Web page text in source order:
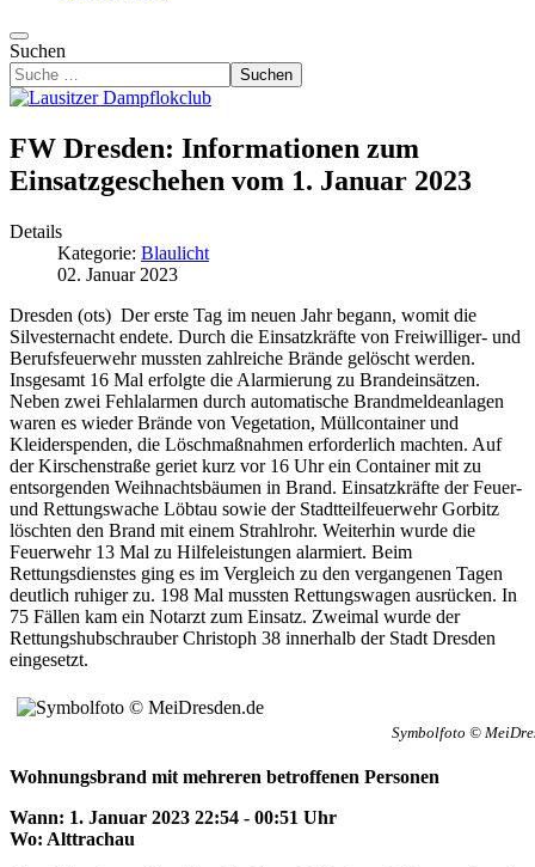
Suchen
Suchen
FW Dresden: Informationen zum
Einsatzgeschehen vom 1. Januar 2023
Details
Kategorie: Blaulicht
02. Januar 2023
Dresden (ots) Der erste Tag im neuen Jahr begann, womit die
Silvesternacht endete. Durch die Einsatzkräfte von Freiwilliger- und
Berufsfeuerwehr mussten zahlreiche Brände gelöscht werden.
Insgesamt 16 Mal erfolgte die Alarmierung zu Brandeinsätzen.
Neben zwei Fehlalarmen durch automatische Brandmeldeanlagen
waren es wieder Brände von Vegetation, Müllcontainer und
Kleiderspenden, die Löschmaßnahmen erforderlich machten. Auf
der Kirschenstraße geriet kurz vor 16 Uhr ein Container mit zu
entsorgenden Weihnachtsbäumen in Brand. Einsatzkräfte der Feuer-
und Rettungswache Löbtau sowie der Stadtteilfeuerwehr Gorbitz
löschten den Brand mit einem Strahlrohr. Weiterhin wurde die
Feuerwehr 13 Mal zu Hilfeleistungen alarmiert. Beim
Rettungsdienstes ging es im Vergleich zu den vergangenen Tagen
deutlich ruhiger zu. 198 Mal mussten Rettungswagen ausrücken. In
75 Fällen kam ein Notarzt zum Einsatz. Zweimal wurde der
Rettungshubschrauber Christoph 38 innerhalb der Stadt Dresden
eingesetzt.
Symbolfoto ©
Wohnungsbrand mit mehreren betroffenen Personen
Wann: 1. Januar 2023 22:54 - 00:51 Uhr
Wo: Alttrachau